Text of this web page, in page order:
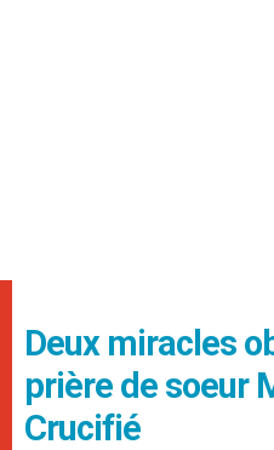
Deux miracles
prière de soeur
Crucifié